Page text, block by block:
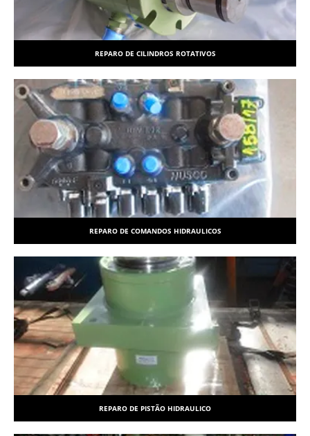
REPARO DE CILINDROS ROTATIVOS
REPARO DE COMANDOS HIDRAULICOS
REPARO DE PISTÃO HIDRAULICO